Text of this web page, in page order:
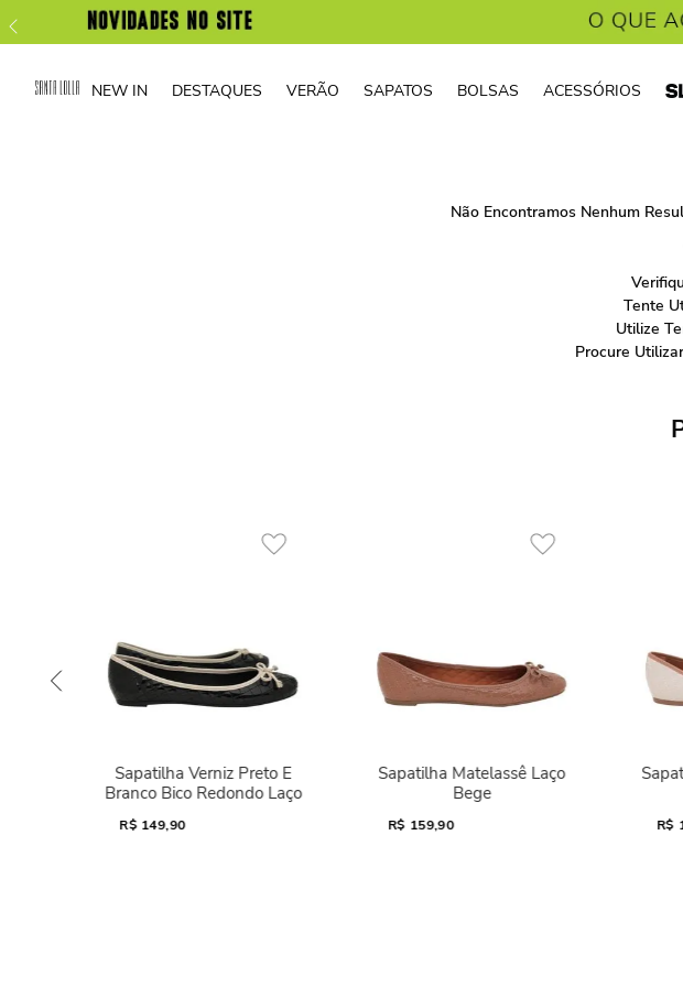
NEW IN DESTAQUES VERÃO SAPATOS BOLSAS ACESSÓRIOS
Não Encontramos Nenhum
Tente
Utilize
Procure
Sapatilha Verniz Preto E
Branco Bico Redondo Laço
R$ 149,90
Sapatilha Matelassê Laço
Bege
R$ 159,90 R$